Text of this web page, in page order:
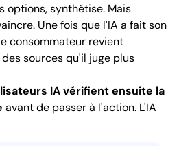
options, synthétise. Mais
Une fois que l'IA a fait son
consommateur revient
sources qu'il juge plus
IA vérifient ensuite la
avant de passer à l'action. L'IA